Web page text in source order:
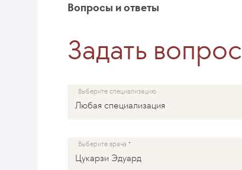
Вопросы и ответы
Задать вопрос
Выберите специализацию
Выберите врача